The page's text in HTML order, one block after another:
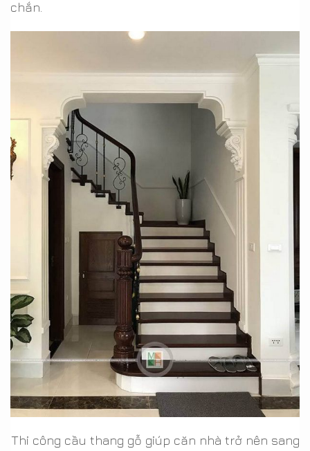
chắn.
Thi công cầu thang gỗ giúp căn nhà trở nên sang